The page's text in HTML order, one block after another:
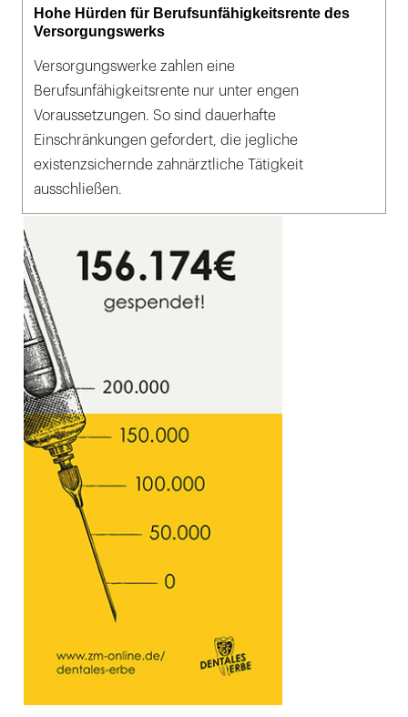
Hohe Hürden für Berufsunfähigkeitsrente des
Versorgungswerks
Versorgungswerke zahlen eine
Berufsunfähigkeitsrente nur unter engen
Voraussetzungen. So sind dauerhafte
Einschränkungen gefordert, die jegliche
existenzsichernde zahnärztliche Tätigkeit
ausschließen.